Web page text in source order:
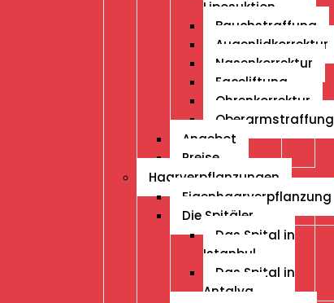
Liposuktion
Bauchstraffung
Augenlidkorrektur
Nasenkorrektur
Faceliftung
Ohrenkorrektur
Oberarmstraffung
Angebot
Preise
Haarverpflanzungen
Eigenhaarverpflanzung
Die Spitäler
Das Spital in
Istanbul
Das Spital in
Antalya